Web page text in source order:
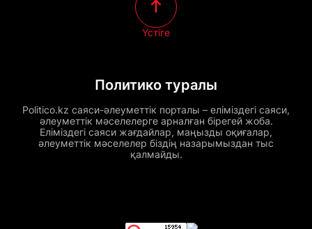
Политико туралы
Politico.kz саяси-әлеуметтік порталы – еліміздегі саяси,
әлеуметтік мәселелерге арналған бірегей жоба.
Еліміздегі саяси жағдайлар, маңызды оқиғалар,
әлеуметтік мәселелер біздің назарымыздан тыс
қалмайды.
Үстіге